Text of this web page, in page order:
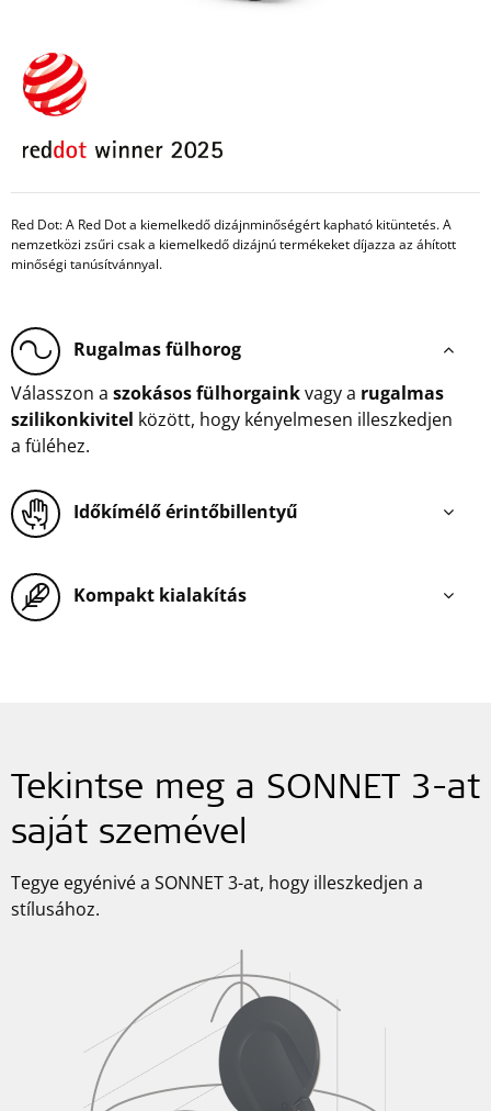
Red Dot: A Red Dot a kiemelkedő dizájnminőségért kapható kitüntetés. A
nemzetközi zsűri csak a kiemelkedő dizájnú termékeket díjazza az áhított
minőségi tanúsítvánnyal.
Rugalmas fülhorog
Válasszon a szokásos fülhorgainkvagy a rugalmas
szilikonkivitel között, hogy kényelmesen illeszkedjen
a füléhez.
Időkímélő érintőbillentyű
Kompakt kialakítás
Tekintse meg a SONNET 3-at
saját szemével
Tegye egyénivé a SONNET 3-at, hogy illeszkedjen a
stílusához.